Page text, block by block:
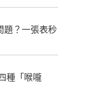
題？一張表秒
種「喉嚨